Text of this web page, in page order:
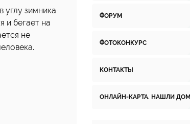
зимника
и бегает на
не
ФОРУМ
ФОТОКОНКУРС
КОНТАКТЫ
ОНЛАЙН-КАРТА. НАШЛИ ДОМ